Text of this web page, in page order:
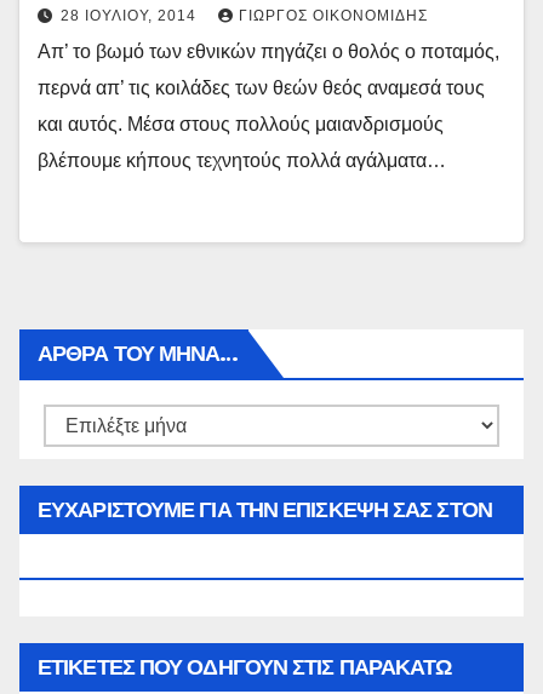
28 ΙΟΥΛΊΟΥ, 2014 ΓΙΏΡΓΟΣ ΟΙΚΟΝΟΜΊΔΗΣ
Απ’ το βωμό των εθνικών πηγάζει ο θολός ο ποταμός,
περνά απ’ τις κοιλάδες των θεών θεός αναμεσά τους
και αυτός. Μέσα στους πολλούς μαιανδρισμούς
βλέπουμε κήπους τεχνητούς πολλά αγάλματα…
ΑΡΘΡΑ ΤΟΥ ΜΉΝΑ…
Αρθρα
ΕΥΧΑΡΙΣΤΟΥΜΕ ΓΙΑ ΤΗΝ ΕΠΙΣΚΕΨΗ ΣΑΣ ΣΤΟΝ
ΕΤΙΚΈΤΕΣ ΠΟΥ ΟΔΗΓΟΎΝ ΣΤΙΣ ΠΑΡΑΚΆΤΩ